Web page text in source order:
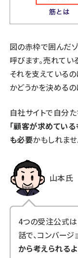
図の赤枠で囲んだゾ
呼びます。売れてい
それを支えているの
かどうかを決めるの
自社サイトで自分
「顧客が求めてい
も必要かもしれませ
山本氏
4つの受注公式
話で、コンバージ
から考えられる